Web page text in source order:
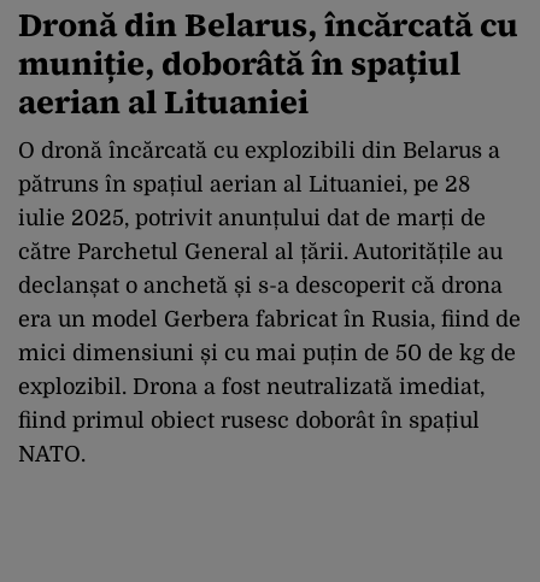
Dronă din Belarus, încărcată cu
muniție, doborâtă în spațiul
aerian al Lituaniei
O dronă încărcată cu explozibili din Belarus a
pătruns în spațiul aerian al Lituaniei, pe 28
iulie 2025, potrivit anunțului dat de marți de
către Parchetul General al țării. Autoritățile au
declanșat o anchetă și s-a descoperit că drona
era un model Gerbera fabricat în Rusia, fiind de
mici dimensiuni și cu mai puțin de 50 de kg de
explozibil. Drona a fost neutralizată imediat,
fiind primul obiect rusesc doborât în spațiul
NATO.